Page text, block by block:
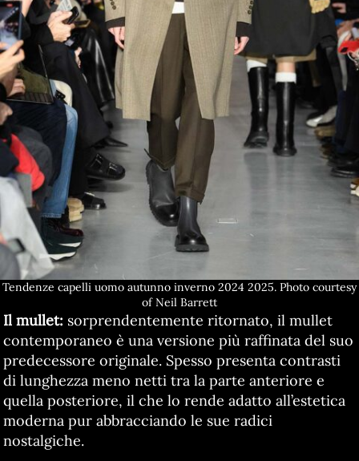
Tendenze capelli uomo autunno inverno 2024 2025. Photo courtesy
of Neil Barrett
Il mullet: sorprendentemente ritornato, il mullet
contemporaneo è una versione più raffinata del suo
predecessore originale. Spesso presenta contrasti
di lunghezza meno netti tra la parte anteriore e
quella posteriore, il che lo rende adatto all’estetica
moderna pur abbracciando le sue radici
nostalgiche.